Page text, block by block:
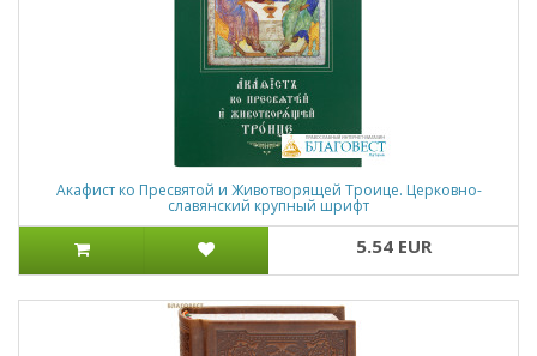
Акафист ко Пресвятой и Животворящей Троице. Церковно-
славянский крупный шрифт
5.54 EUR